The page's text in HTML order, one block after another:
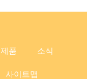
제품 소식
사이트맵